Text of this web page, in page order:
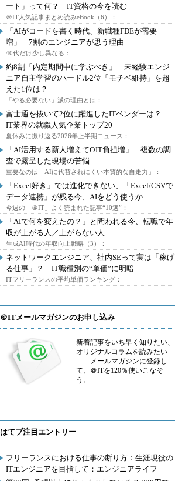
ート」って何？ IT資格の今を読む
＠IT人気記事まとめ読みeBook（6）：
「AIがコードを書く時代、新職種FDEが需要
増」 7割のエンジニアが思う理由
40代だけ少し異なる：
約8割「内定期間中に学ぶべき」 未経験エンジ
ニア自主学習のハードル2位「モチベ維持」を超
えた1位は？
「やる必要ない」派の理由とは：
富士通を抜いて2位に躍進したITベンダーは？
IT業界の就職人気企業トップ20
夏休みに振り返る2026年上半期ニュース：
「AI活用する新人増えてOJT負担増」 複数の調
査で露呈した現場の苦悩
重要なのは「AIに代替されにくい本質的な自走力」：
「Excel好き」では進化できない、「Excel/CSVで
データ連携」が残る今、AIをどう使うか
今週の「＠IT」よく読まれた記事“10選”：
「AIで何を変えたの？」と問われる今、転職で年
収が上がる人／上がらない人
生成AI時代の年収向上戦略（3）：
ネットワークエンジニア、社内SEって実は「稼げ
る仕事」？ IT職種別の“単価”に明暗
ITフリーランスの平均単価ランキング：
＠ITメールマガジンのお申し込み
新着記事をいち早く知りたい、
オリジナルコラムを読みたい
――メールマガジンに登録し
て、＠ITを120％使いこなそ
う。
はてブ注目エントリー
フリーランスにおける仕事の断り方：生涯現役の
ITエンジニアを目指して：エンジニアライフ